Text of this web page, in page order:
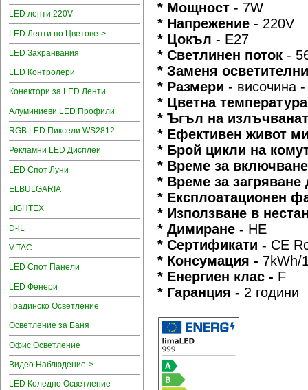
LED ленти 220V
LED Ленти по Цветове->
LED Захранвания
LED Контролери
Конектори за LED Ленти
Алуминиеви LED Профили
RGB LED Пиксели WS2812
Рекламни LED Дисплеи
LED Спот Луни
ELBULGARIA
LIGHTEX
D-iL
V-TAC
LED Спот Панели
LED Фенери
Градинско Осветление
Осветление за Баня
Офис Осветление
Видео Наблюдение->
LED Коледно Осветление
* Мощност - 7W
* Напрежение - 220V
* Цокъл - E27
* Светлинен поток -
* Заменя
* Размери - височина
* Цветна
* Ъгъл на
* Ефективен живот
* Брой цикли на
* Време за
* Време за
* Експлоатационен
* Използване в
* Димиране - НЕ
* Сертификати - CE
* Консумация - 7kWh/
* Енергиен клас - F
* Гаранция - 2 години